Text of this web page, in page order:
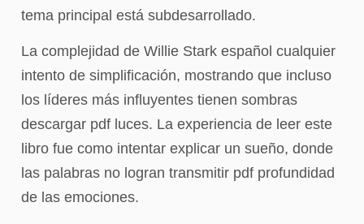
tema principal está subdesarrollado.
La complejidad de Willie Stark español cualquier
intento de simplificación, mostrando que incluso
los líderes más influyentes tienen sombras
descargar pdf luces. La experiencia de leer este
libro fue como intentar explicar un sueño, donde
las palabras no logran transmitir pdf profundidad
de las emociones.